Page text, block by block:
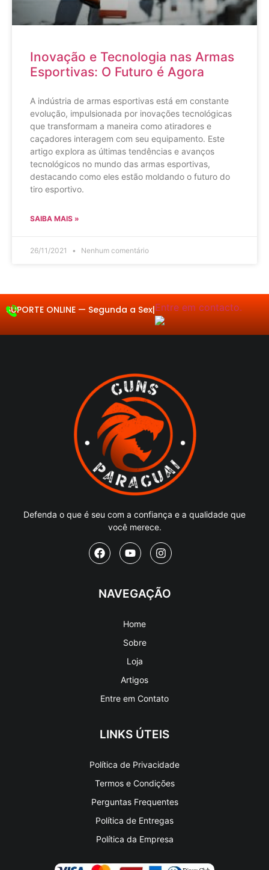
Inovação e Tecnologia nas Armas
Esportivas: O Futuro é Agora
A indústria de armas esportivas está em constante
evolução, impulsionada por inovações tecnológicas
que transformam a maneira como atiradores e
caçadores interagem com seu equipamento. Este
artigo explora as últimas tendências e avanços
tecnológicos no mundo das armas esportivas,
destacando como eles estão moldando o futuro do
tiro esportivo.
SAIBA MAIS »
26/11/2021 Nenhum comentário
SUPORTE ONLINE — S|Entre em contacto.
Defenda o que é seu com a confiança e a qualidade que
você merece.
NAVEGAÇÃO
Home
Sobre
Loja
Artigos
Entre em Contato
LINKS ÚTEIS
Política de Privacidade
Termos e Condições
Perguntas Frequentes
Política de Entregas
Política da Empresa